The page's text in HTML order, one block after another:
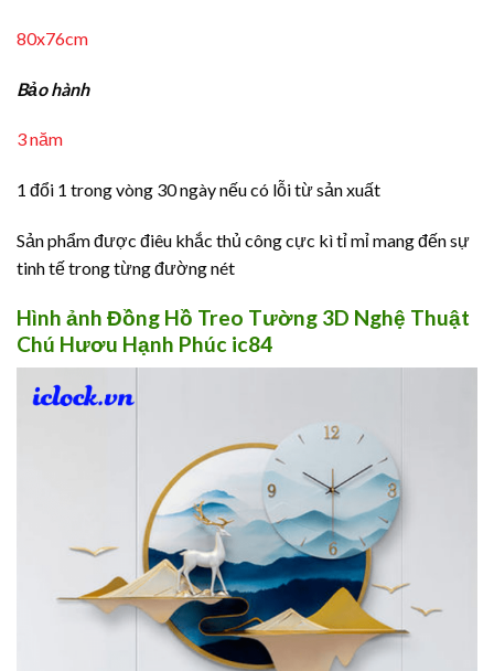
80x76cm
Bảo hành
3 năm
1 đổi 1 trong vòng 30 ngày nếu có lỗi từ sản xuất
Sản phẩm được điêu khắc thủ công cực kì tỉ mỉ mang đến sự
tinh tế trong từng đường nét
Hình ảnh Đồng Hồ Treo Tường 3D Nghệ Thuật
Chú Hươu Hạnh Phúc ic84